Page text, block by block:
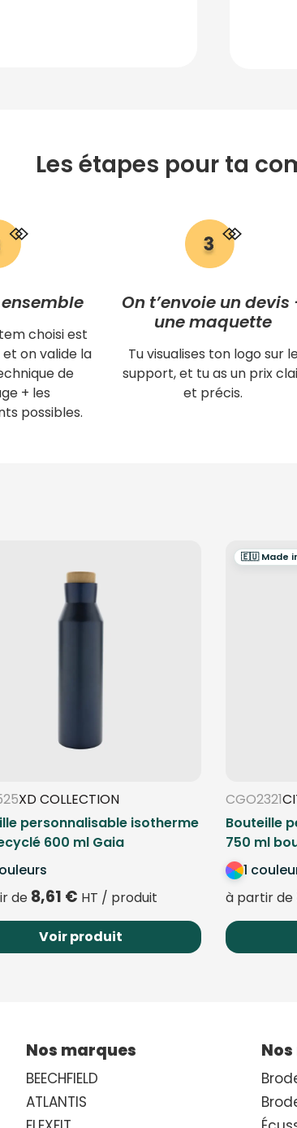
Les étapes pour ta
choisi est
on valide la
de
+ les
possibles.
On t’envoie un devis
une maquette
Tu visualises ton logo sur
support, et tu as un prix
et précis.
XD COLLECTION
personnalisable isotherme
600 ml Gaia
de 8,61 € HT / produit
Voir produit
🇪🇺 Made
CGO2321
Bouteille
750 ml
1
à partir de
Nos marques
BEECHFIELD
ATLANTIS